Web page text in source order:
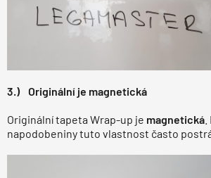
3.) Originální je magnetická
Originální tapeta Wrap-up je magnetická
napodobeniny tuto vlastnost často